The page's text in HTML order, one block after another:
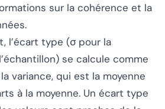
sur la cohérence et la
l’écart type (σ pour la
se calcule comme
variance, qui est la moyenne
à la moyenne. Un écart type